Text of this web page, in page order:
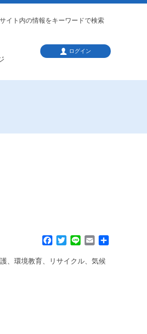
サイト内の情報をキーワードで検索
ログイン
c
i
n
a
、環境教育、リサイクル、気候